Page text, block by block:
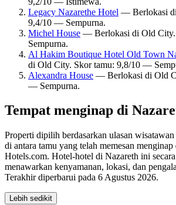
Legacy Nazarethe Hotel — Berlokasi di
9,4/10 — Sempurna.
Michel House — Berlokasi di Old
Sempurna.
Al Hakim Boutique Hotel Old Town
di Old City. Skor tamu: 9,8/10 —
Alexandra House — Berlokasi di Old
— Sempurna.
Tempat menginap di
Properti dipilih berdasarkan ulasan
di antara tamu yang telah memesan
Hotels.com. Hotel-hotel di Nazareth ini
menawarkan kenyamanan, lokasi, dan
Terakhir diperbarui pada 6 Agustus 2026.
Lebih sedikit